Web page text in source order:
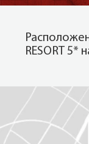
RESORT 5*